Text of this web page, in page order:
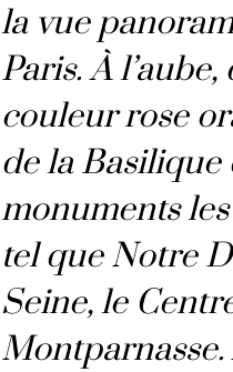
la vue
Paris. À
couleur rose
de la
monuments
tel que Notre
Seine, le
Montparnasse.